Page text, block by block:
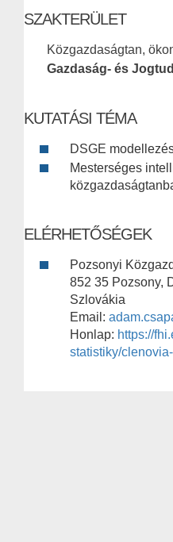
SZAKTERÜLET
Közgazdaságtan,
Gazdaság- és
KUTATÁSI TÉMA
DSGE
Mesterséges
ELÉRHETŐSÉGEK
Pozsonyi
852 35 Pozsony,
Szlovákia
Email:
Honlap: https://
statistiky/